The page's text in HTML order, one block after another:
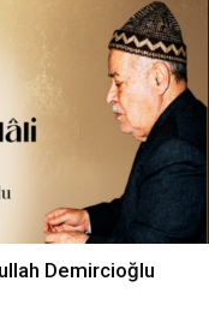
Demircioğlu